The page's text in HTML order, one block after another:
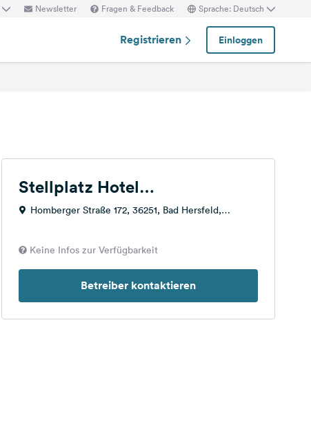
Newsletter Fragen & Feedback Sprache: Deutsch
Registrieren Einloggen
Stellplatz Hotel
Glimmesmühle
Homberger Straße 172, 36251, Bad Hersfeld,
Keine Infos zur Verfügbarkeit
Betreiber kontaktieren